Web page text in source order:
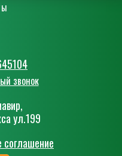
звонок
ул.199
соглашение